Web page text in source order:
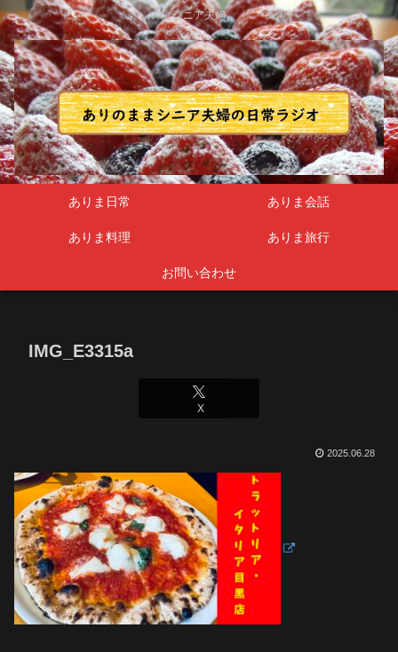
シニア夫婦
ありま日常 ありま会話
ありま料理 ありま旅行
お問い合わせ
IMG_E3315a
X
2025.06.28